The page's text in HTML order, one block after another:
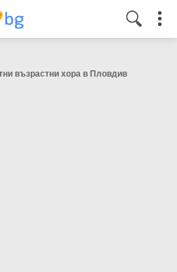
възрастни хора в Пловдив